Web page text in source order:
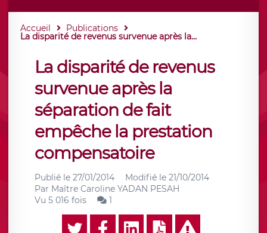
Accueil Publications
La disparité de revenus survenue après la...
La disparité de revenus
survenue après la
séparation de fait
empêche la prestation
compensatoire
Publié le 27/01/2014 Modifié le 21/10/2014
Par Maître Caroline YADAN PESAH
Vu 5 016 fois
1